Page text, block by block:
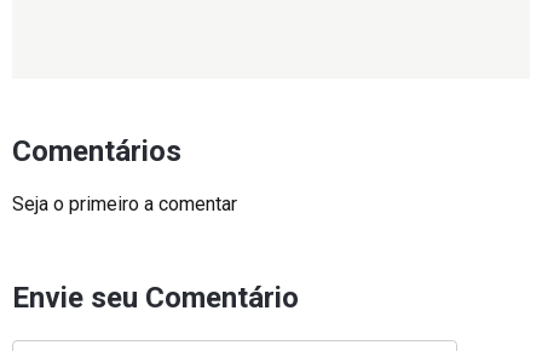
Comentários
Seja o primeiro a comentar
Envie seu Comentário